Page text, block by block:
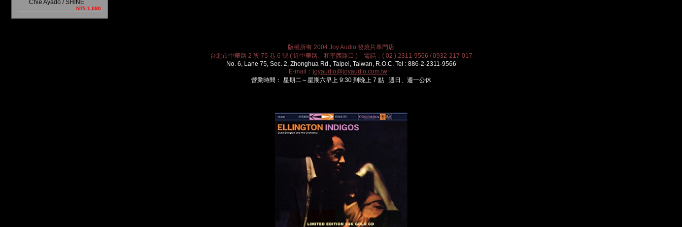
Chie Ayado / SHINE
NT$ 1,080
版權所有 2004 Joy Audio 發燒片專門店
台北市中華路 2 段 75 巷 6 號 ( 近中華路、和平西路口 ) 電話：( 02 ) 2311-9566 / 0932-217-017
No. 6, Lane 75, Sec. 2, Zhonghua Rd., Taipei, Taiwan, R.O.C. Tel : 886-2-2311-9566
E-mail： joyaudio@joyaudio.com.tw
營業時間： 星期二～星期六早上 9:30 到晚上 7 點 週日、週一公休